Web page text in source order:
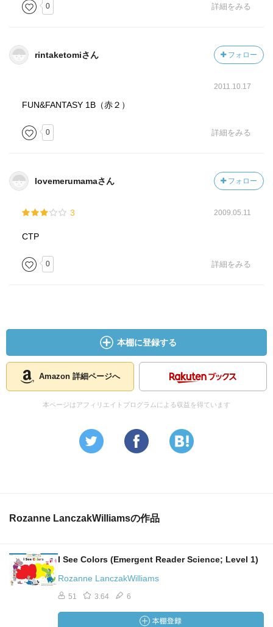
0 詳細をみる
rintaketomiさん フォロー
2011.10.17
FUN&FANTASY 1B（赤２）
0 詳細をみる
lovemerumamaさん フォロー
3 2009.05.11
CTP
0 詳細をみる
本棚に登録する
Amazon 詳細ページへ
本ページはアフィリエイトプログラムによる収益を得ています
Rozanne LanczakWilliamsの作品
I See Colors (Emergent Reader Science; Level 1)
Rozanne LanczakWilliams
51 3.64 6